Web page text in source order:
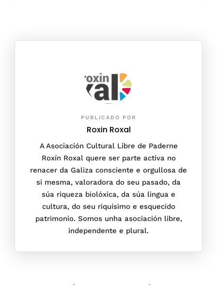
PUBLICADO POR
Roxin Roxal
A Asociación Cultural Libre de Paderne
Roxín Roxal quere ser parte activa no
renacer da Galiza consciente e orgullosa de
si mesma, valoradora do seu pasado, da
súa riqueza biolóxica, da súa lingua e
cultura, do seu riquísimo e esquecido
patrimonio. Somos unha asociación libre,
independente e plural.